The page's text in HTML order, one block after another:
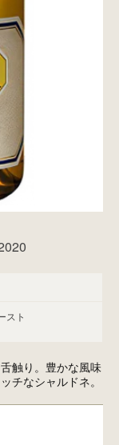
スト
触り。豊かな風味
チなシャルドネ。